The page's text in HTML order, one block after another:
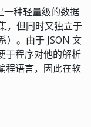
种轻量级的数据
，但同时又独立于
）。由于 JSON 文
于程序对他的解析
程语言，因此在软